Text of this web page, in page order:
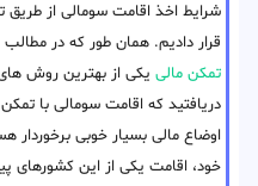
شرایط اخذ اقامت سومالی از طریق
قرار دادیم. همان طور که در
تمکن مالی یکی از بهترین روش
دریافتید که اقامت سومالی با
اوضاع مالی بسیار خوبی برخوردار
خود، اقامت یکی از این کشورهای